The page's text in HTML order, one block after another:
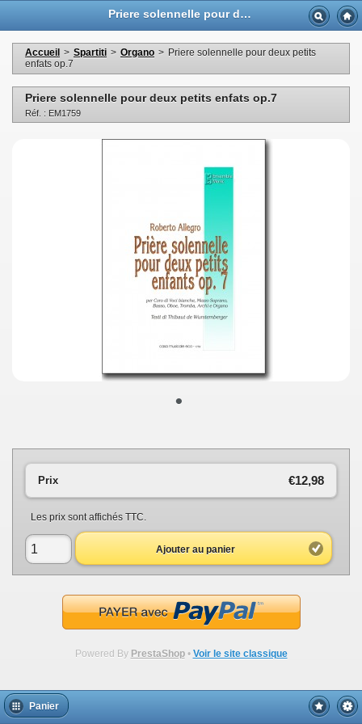
Priere solennelle pour deux petits enfats op.7 - Casa Musicale Eco
Accueil > Spartiti > Organo > Priere solennelle pour deux petits
enfats op.7
Priere solennelle pour deux petits enfats op.7
Réf. : EM1759
•
€12,98
Prix
Les prix sont affichés TTC.
Ajouter au panier
Powered By PrestaShop• Voir le site classique
Panier